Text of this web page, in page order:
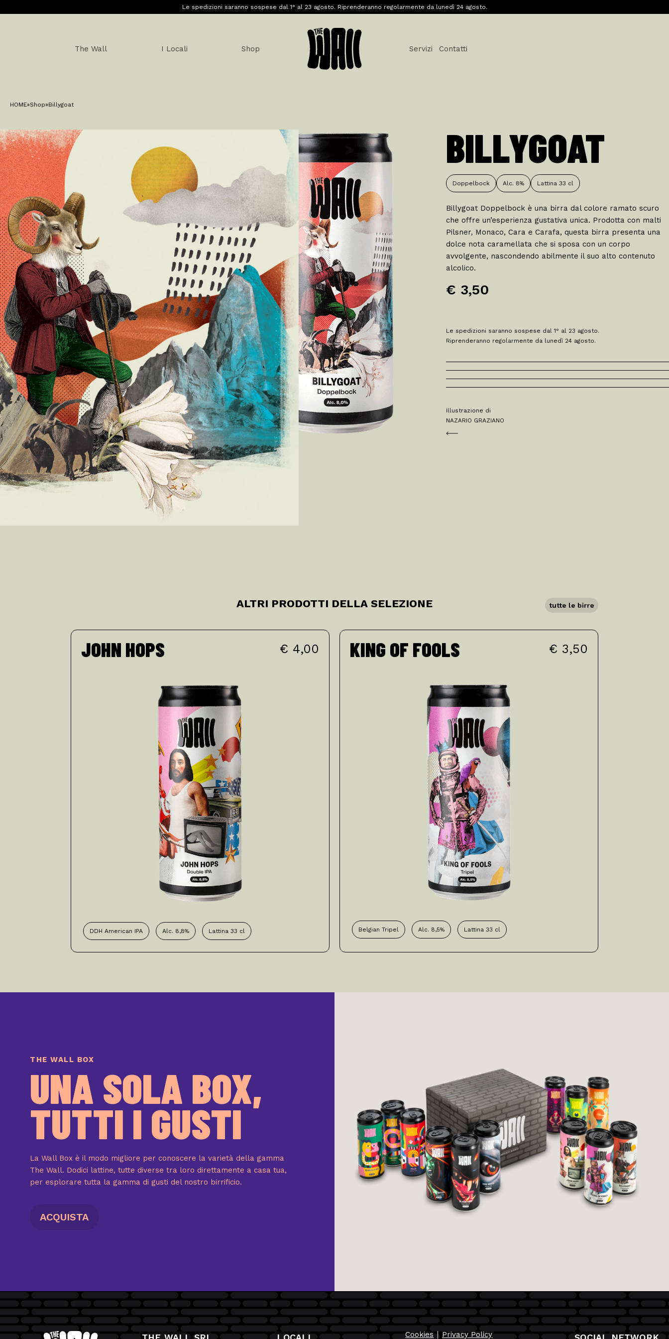
Le spedizioni saranno sospese dal 1° al 23 agosto. Riprenderanno regolarmente da lunedì 24 agosto.
The Wall I Locali Shop Servizi Contatti
HOME»Shop»Billygoat
BILLYGOAT
Doppelbock Alc. 8% Lattina 33 cl
Billygoat Doppelbock è una birra dal colore ramato scuro
che offre un’esperienza gustativa unica. Prodotta con malti
Pilsner, Monaco, Cara e Carafa, questa birra presenta una
dolce nota caramellata che si sposa con un corpo
avvolgente, nascondendo abilmente il suo alto contenuto
alcolico.
€ 3,50
Le spedizioni saranno sospese dal 1° al 23 agosto.
Riprenderanno regolarmente da lunedì 24 agosto.
Illustrazione di
NAZARIO GRAZIANO
ALTRI PRODOTTI DELLA SELEZIONE tutte le birre
JOHN HOPS € 4,00
DDH American IPA Alc. 8,8% Lattina 33 cl
KING OF FOOLS € 3,50
Belgian Tripel Alc. 8,5% Lattina 33 cl
THE WALL BOX
UNA SOLA BOX,
TUTTI I GUSTI
La Wall Box è il modo migliore per conoscere la varietà della gamma
The Wall. Dodici lattine, tutte diverse tra loro direttamente a casa tua,
per esplorare tutta la gamma di gusti del nostro birrificio.
ACQUISTA
Cookies Privacy Policy